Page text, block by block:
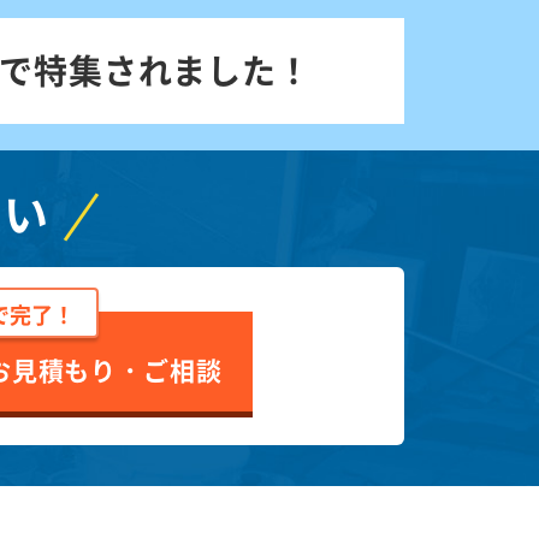
特集されました！
完了！
見積もり・ご相談